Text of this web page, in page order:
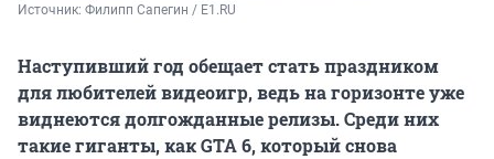
Источник: Филипп Сапегин / Е1.RU
Наступивший год обещает стать праздником
для любителей видеоигр, ведь на горизонте уже
виднеются долгожданные релизы. Среди них
такие гиганты, как GTA 6, который снова